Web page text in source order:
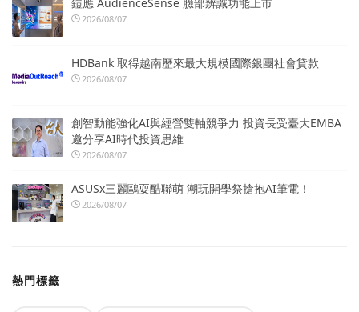
鎧應 AudienceSense 臉部辨識功能上市
2026/08/07
HDBank 取得越南歷來最大規模國際銀團社會貸款
2026/08/07
創智動能強化AI與經營雙軸競爭力 投資長受臺大EMBA
邀分享AI時代投資思維
2026/08/07
ASUSx三麗鷗耍酷聯萌 潮玩開學祭搶抱AI筆電！
2026/08/07
熱門標籤